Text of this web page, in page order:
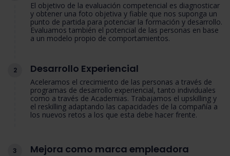
El objetivo de la evaluación competencial es diagnosticar
y obtener una foto objetiva y fiable que nos suponga un
punto de partida para potenciar la formación y desarrollo.
Evaluamos también el potencial de las personas en base
a un modelo propio de comportamientos.
2 Desarrollo Experiencial
Aceleramos el crecimiento de las personas a través de
programas de desarrollo experiencial, tanto individuales
como a través de Academias. Trabajamos el upskilling y
el reskilling adaptando las capacidades de la compañía a
los nuevos retos a los que esta debe hacer frente.
3 Mejora como marca empleadora